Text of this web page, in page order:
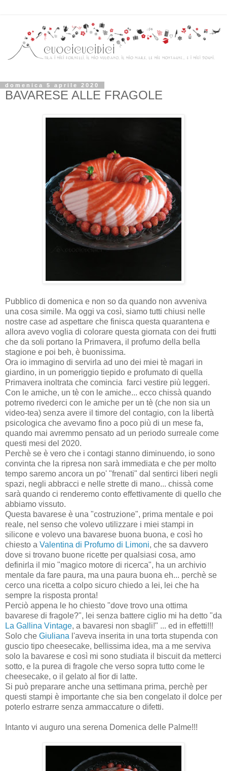
domenica 5 aprile 2020
BAVARESE ALLE FRAGOLE
Pubblico di domenica e non so da quando non avveniva
una cosa simile. Ma oggi va così, siamo tutti chiusi nelle
nostre case ad aspettare che finisca questa quarantena e
allora avevo voglia di colorare questa giornata con dei frutti
che da soli portano la Primavera, il profumo della bella
stagione e poi beh, è buonissima.
Ora io immagino di servirla ad uno dei miei tè magari in
giardino, in un pomeriggio tiepido e profumato di quella
Primavera inoltrata che comincia farci vestire più leggeri.
Con le amiche, un tè con le amiche... ecco chissà quando
potremo rivederci con le amiche per un tè (che non sia un
video-tea) senza avere il timore del contagio, con la libertà
psicologica che avevamo fino a poco più di un mese fa,
quando mai avremmo pensato ad un periodo surreale come
questi mesi del 2020.
Perchè se è vero che i contagi stanno diminuendo, io sono
convinta che la ripresa non sarà immediata e che per molto
tempo saremo ancora un po' "frenati" dal sentirci liberi negli
spazi, negli abbracci e nelle strette di mano... chissà come
sarà quando ci renderemo conto effettivamente di quello che
abbiamo vissuto.
Questa bavarese è una "costruzione", prima mentale e poi
reale, nel senso che volevo utilizzare i miei stampi in
silicone e volevo una bavarese buona buona, e così ho
chiesto a Valentina di Profumo di Limoni, che sa davvero
dove si trovano buone ricette per qualsiasi cosa, amo
definirla il mio "magico motore di ricerca", ha un archivio
mentale da fare paura, ma una paura buona eh... perchè se
cerco una ricetta a colpo sicuro chiedo a lei, lei che ha
sempre la risposta pronta!
Perciò appena le ho chiesto "dove trovo una ottima
bavarese di fragole?", lei senza battere ciglio mi ha detto "da
La Gallina Vintage, a bavaresi non sbagli!" ... ed in effetti!!!
Solo che Giuliana l'aveva inserita in una torta stupenda con
guscio tipo cheesecake, bellissima idea, ma a me serviva
solo la bavarese e così mi sono studiata il biscuit da metterci
sotto, e la purea di fragole che verso sopra tutto come le
cheesecake, o il gelato al fior di latte.
Si può preparare anche una settimana prima, perchè per
questi stampi è importante che sia ben congelato il dolce per
poterlo estrarre senza ammaccature o difetti.
Intanto vi auguro una serena Domenica delle Palme!!!